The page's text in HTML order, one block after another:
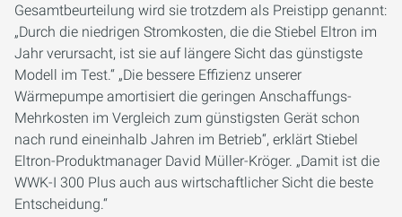
Gesamtbeurteilung wird sie trotzdem als Preistipp genannt:
„Durch die niedrigen Stromkosten, die die Stiebel Eltron im
Jahr verursacht, ist sie auf längere Sicht das günstigste
Modell im Test.“ „Die bessere Effizienz unserer
Wärmepumpe amortisiert die geringen Anschaffungs-
Mehrkosten im Vergleich zum günstigsten Gerät schon
nach rund eineinhalb Jahren im Betrieb“, erklärt Stiebel
Eltron-Produktmanager David Müller-Kröger. „Damit ist die
WWK-I 300 Plus auch aus wirtschaftlicher Sicht die beste
Entscheidung.“